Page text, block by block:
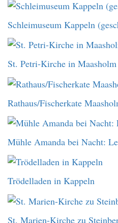
Schleimuseum Kappeln
St. Petri-Kirche in Maasholm
Rathaus/Fischerkate
Mühle Amanda bei Nacht:
Trödelladen in Kappeln
St. Marien-Kirche zu